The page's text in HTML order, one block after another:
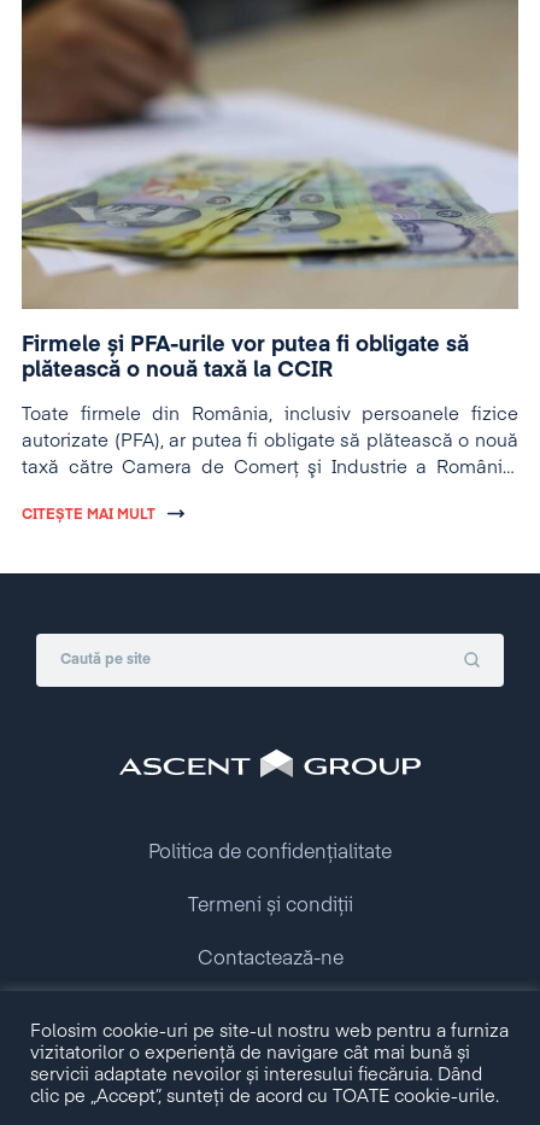
Firmele și PFA-urile vor putea fi obligate să
plătească o nouă taxă la CCIR
Toate firmele din România, inclusiv persoanele fizice
autorizate (PFA), ar putea fi obligate să plătească o nouă
taxă către Camera de Comerţ şi Industrie a României
CITEȘTE MAI MULT
Copyright © 2009 - 2026 Ascent Group.
All rights reserved.
Politica de confidențialitate
Termeni și condiții
Contactează-ne
Folosim cookie-uri pe site-ul nostru web pentru a furniza
vizitatorilor o experiență de navigare cât mai bună și
servicii adaptate nevoilor și interesului fiecăruia. Dând
clic pe „Accept”, sunteți de acord cu TOATE cookie-urile.